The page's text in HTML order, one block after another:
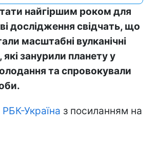
найгіршим роком для
дослідження свідчать, що
масштабні вулканічні
занурили планету у
та спровокували
РБК-Україна з посиланням на